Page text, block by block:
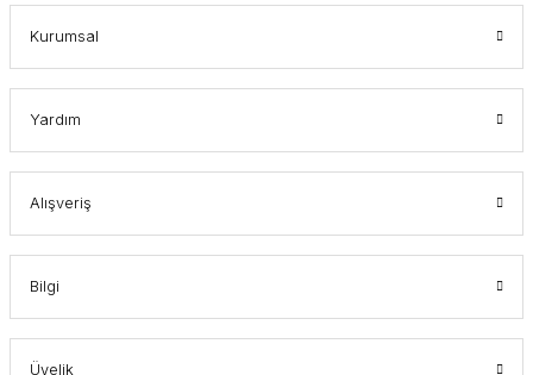
Kurumsal
Yardım
Alışveriş
Bilgi
Üyelik